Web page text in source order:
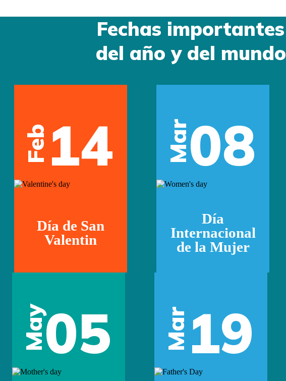
Fechas importantes
del año y del mundo
Feb 14
Día de San
Valentin
Mar08
Día
Internacional
de la Mujer
May05 Mar19